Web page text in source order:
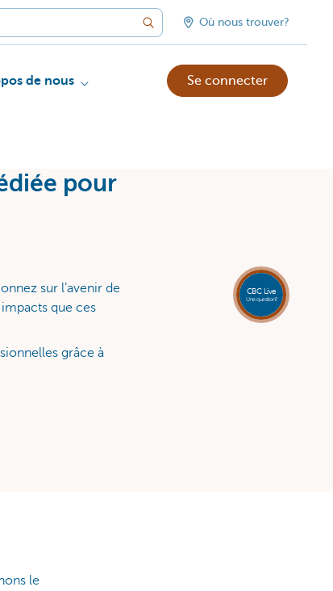
Où nous trouver?
de nous Se connecter
pour
sur l’avenir de
que ces
grâce à
le
CBC Live
Une question?